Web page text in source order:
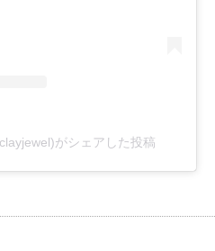
がシェアした投稿